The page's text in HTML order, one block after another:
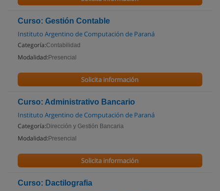
Curso: Gestión Contable
Instituto Argentino de Computación de Paraná
Categoría:Contabilidad
Modalidad: Presencial
Solicita información
Curso: Administrativo Bancario
Instituto Argentino de Computación de Paraná
Categoría: Dirección y Gestión Bancaria
Modalidad: Presencial
Solicita información
Curso: Dactilografia